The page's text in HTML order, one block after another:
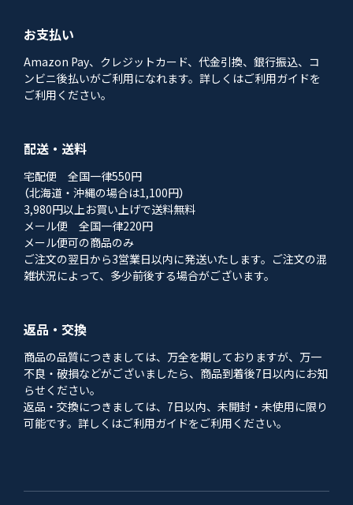
お支払い
Amazon Pay、クレジットカード、代金引換、銀行振込、コ
ンビニ後払いがご利用になれます。詳しくはご利用ガイドを
ご利用ください。
配送・送料
宅配便 全国一律550円
（北海道・沖縄の場合は1,100円）
3,980円以上お買い上げで送料無料
メール便 全国一律220円
メール便可の商品のみ
ご注文の翌日から3営業日以内に発送いたします。ご注文の混
雑状況によって、多少前後する場合がございます。
返品・交換
商品の品質につきましては、万全を期しておりますが、万一
不良・破損などがございましたら、商品到着後7日以内にお知
らせください。
返品・交換につきましては、7日以内、未開封・未使用に限り
可能です。詳しくはご利用ガイドをご利用ください。